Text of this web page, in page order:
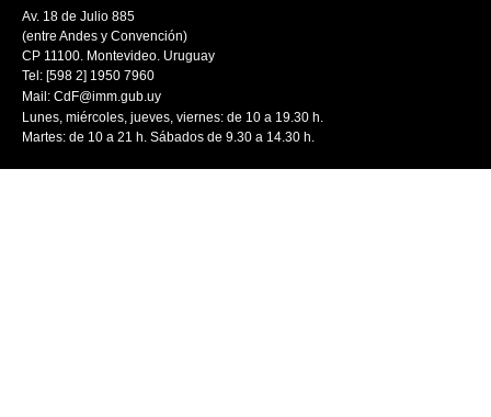
Av. 18 de Julio 885
(entre Andes y Convención)
CP 11100. Montevideo. Uruguay
Tel: [598 2] 1950 7960
Mail: CdF@imm.gub.uy
Lunes, miércoles, jueves, viernes: de 10 a 19.30 h.
Martes: de 10 a 21 h. Sábados de 9.30 a 14.30 h.